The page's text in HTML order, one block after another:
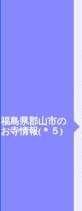
福島県郡山市の
お寺情報(＊５)